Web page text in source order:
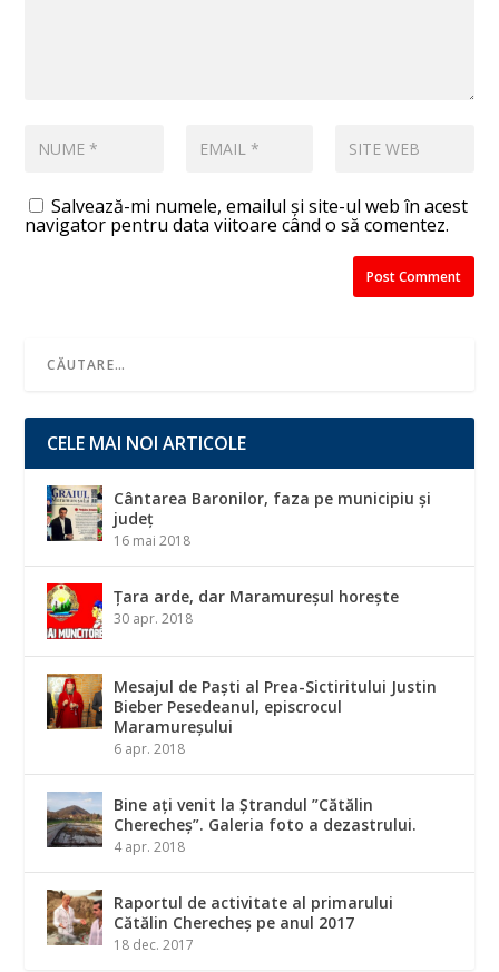
Salvează-mi numele, emailul și site-ul web în acest
navigator pentru data viitoare când o să comentez.
CELE MAI NOI ARTICOLE
Cântarea Baronilor, faza pe municipiu și
județ
16 mai 2018
Țara arde, dar Maramureșul horește
30 apr. 2018
Mesajul de Paști al Prea-Sictiritului Justin
Bieber Pesedeanul, episcrocul
Maramureșului
6 apr. 2018
Bine ați venit la Ștrandul ”Cătălin
Cherecheș”. Galeria foto a dezastrului.
4 apr. 2018
Raportul de activitate al primarului
Cătălin Cherecheș pe anul 2017
18 dec. 2017